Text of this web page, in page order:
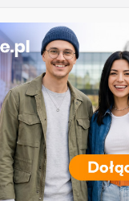
Geografia w Gdańsku
Ratownictwo medyczne
Logistyka w Koszalinie
Informatyka w Nysie
Filozofia w Szczecinie